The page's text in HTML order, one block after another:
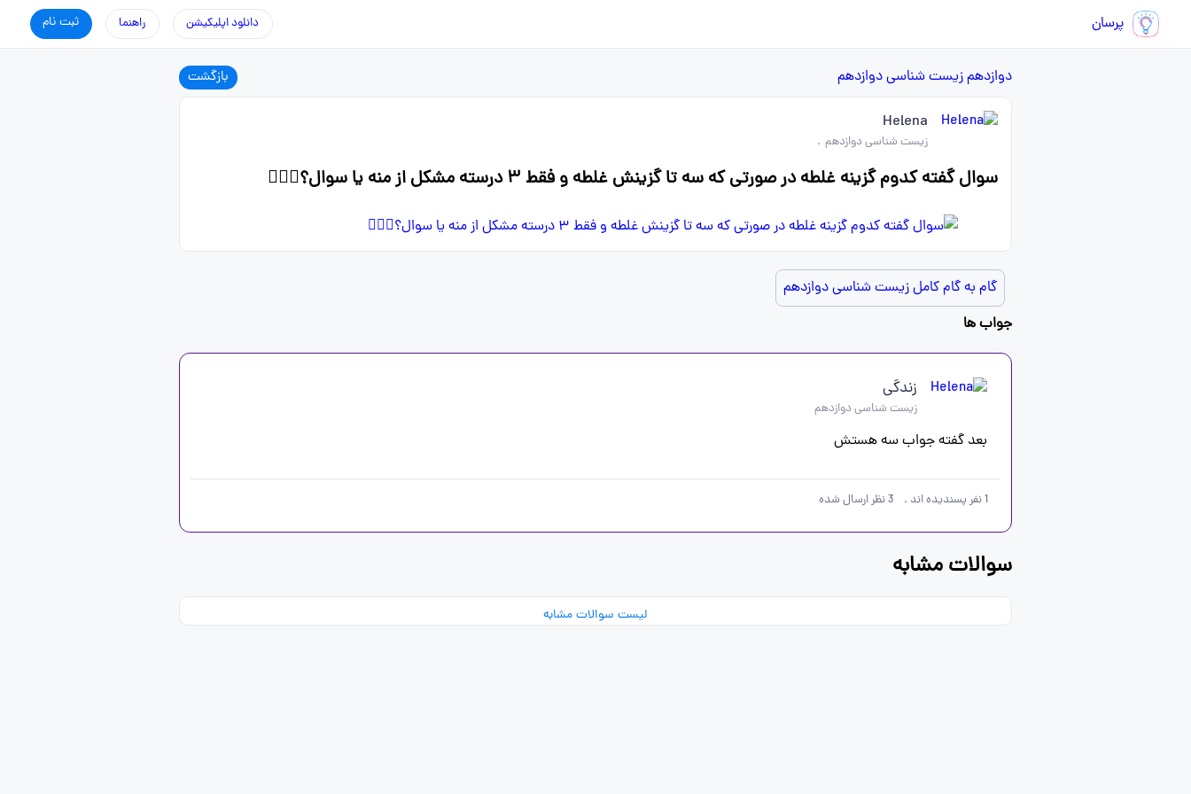
پرسان ثبت نام راهنما دانلود اپلیکیشن
دوازدهمزیست شناسی دوازدهم بازگشت
Helena
زیست شناسی دوازدهم .
سوال گفته کدوم گزینه غلطه در صورتی که سه تا گزینش غلطه و فقط ۳ درسته مشکل از منه یا سوال؟🧍🏻‍♀
گام به گام کامل زیست شناسی دوازدهم
جواب ها
زندگی
زیست شناسی دوازدهم
بعد گفته جواب سه هستش
1نفر پسندیده اند .
3نظر ارسال شده
سوالات مشابه
لیست سوالات مشابه